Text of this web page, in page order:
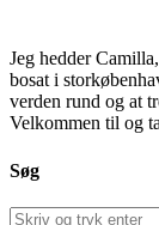
Jeg hedder
bosat i
verden rund og at
Velkommen til og
Søg